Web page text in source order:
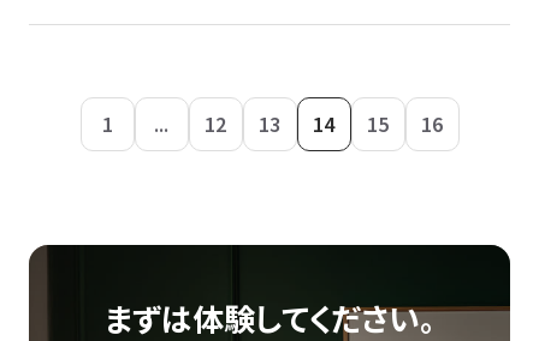
1 ... 12 13 14 15 16
まずは体験してください。